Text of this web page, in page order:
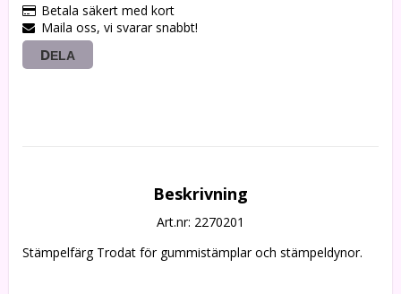
Betala säkert med kort
Maila oss, vi svarar snabbt!
DELA
Beskrivning
Art.nr: 2270201
Stämpelfärg Trodat för gummistämplar och stämpeldynor.